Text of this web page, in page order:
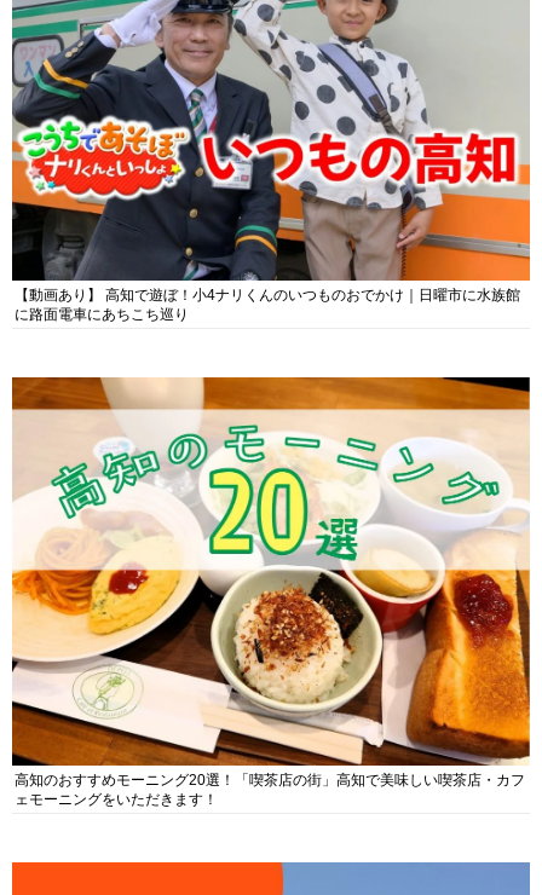
【動画あり】 高知で遊ぼ！小4ナリくんのいつものおでかけ｜日曜市に水族館
に路面電車にあちこち巡り
高知のおすすめモーニング20選！「喫茶店の街」高知で美味しい喫茶店・カフ
ェモーニングをいただきます！